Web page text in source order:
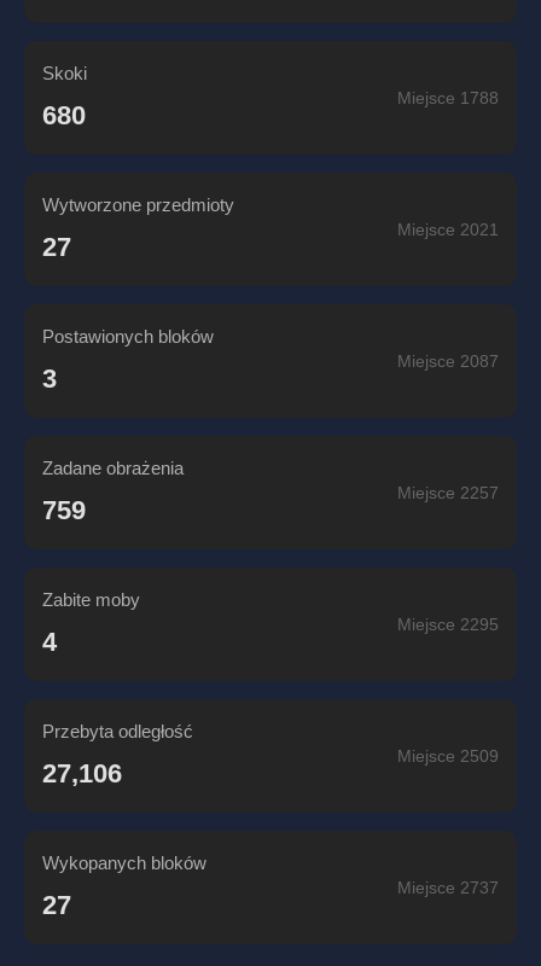
Skoki
680
Miejsce 1788
Wytworzone przedmioty
27
Miejsce 2021
Postawionych bloków
3
Miejsce 2087
Zadane obrażenia
759
Miejsce 2257
Zabite moby
4
Miejsce 2295
Przebyta odległość
27,106
Miejsce 2509
Wykopanych bloków
27
Miejsce 2737